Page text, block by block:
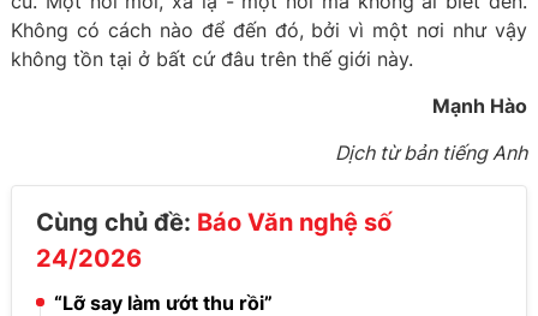
Không có cách nào để đến đó, bởi vì một nơi như vậy
không tồn tại ở bất cứ đâu trên thế giới này.
Mạnh Hào
Dịch từ bản tiếng Anh
Cùng chủ đề: Báo Văn nghệ số
24/2026
“Lỡ say làm ướt thu rồi”